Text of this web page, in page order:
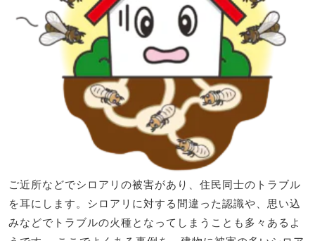
ご近所などでシロアリの被害があり、住民同士のトラブル
を耳にします。シロアリに対する間違った認識や、思い込
みなどでトラブルの火種となってしまうことも多々あるよ